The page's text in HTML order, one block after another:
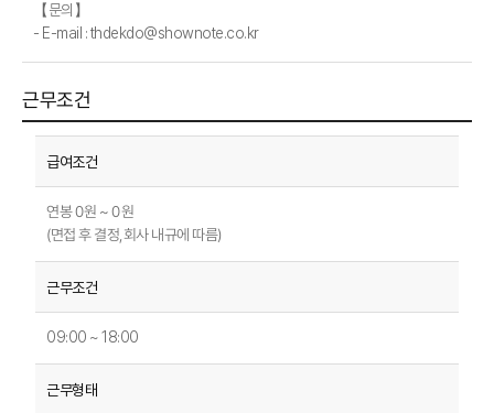
【문의】
- E-mail : thdekdo@shownote.co.kr
근무조건
연봉 0원 ~ 0원
(면접 후 결정,회사 내규에 따름)
09:00 ~ 18:00